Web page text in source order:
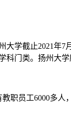
截止2021年7月
门类。扬州大学
员工6000多人